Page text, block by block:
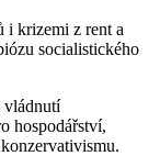
i krizemi z rent a
socialistického
vládnutí
hospodářství,